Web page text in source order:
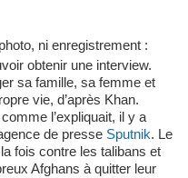
ni enregistrement :
obtenir une interview.
sa famille, sa femme et
vie, d’après Khan.
l’expliquait, il y a
de presse Sputnik. Le
fois contre les talibans et
Afghans à quitter leur